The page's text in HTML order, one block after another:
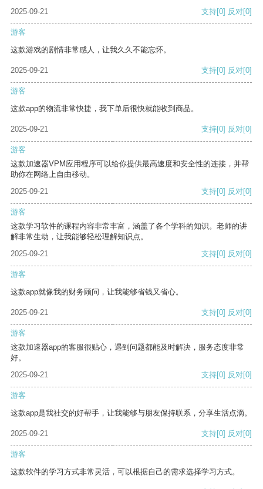
2025-09-21
支持[0] 反对[0]
游客
这款游戏的剧情非常感人，让我久久不能忘怀。
2025-09-21 支持[0] 反对[0]
游客
这款app的物流非常快捷，我下单后很快就能收到商品。
2025-09-21 支持[0] 反对[0]
游客
这款加速器VPM应用程序可以给你提供最高速度和安全性的连接，并帮
助你在网络上自由移动。
2025-09-21
支持[0] 反对[0]
游客
这款学习软件的课程内容非常丰富，涵盖了各个学科的知识。老师的讲
解非常生动，让我能够轻松理解知识点。
2025-09-21
支持[0] 反对[0]
游客
这款app就像我的财务顾问，让我能够省钱又省心。
2025-09-21 支持[0] 反对[0]
游客
这款加速器app的客服很贴心，遇到问题都能及时解决，服务态度非常
好。
2025-09-21
支持[0] 反对[0]
游客
这款app是我社交的好帮手，让我能够与朋友保持联系，分享生活点滴。
2025-09-21 支持[0] 反对[0]
游客
这款软件的学习方式非常灵活，可以根据自己的需求选择学习方式。